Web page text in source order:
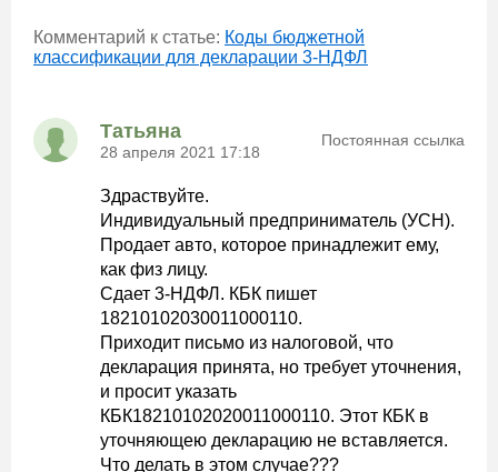
Комментарий к статье: Коды бюджетной
классификации для декларации 3-НДФЛ
Татьяна
28 апреля 2021 17:18
Постоянная ссылка
Здраствуйте.
Индивидуальный предприниматель (УСН).
Продает авто, которое принадлежит ему,
как физ лицу.
Сдает 3-НДФЛ. КБК пишет
18210102030011000110.
Приходит письмо из налоговой, что
декларация принята, но требует уточнения,
и просит указать
КБК18210102020011000110. Этот КБК в
уточняющею декларацию не вставляется.
Что делать в этом случае???